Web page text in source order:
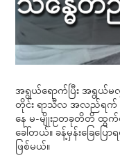
အရွယ်ရောက်ပြီး အရွယ်
တိုင်း ရာသီလ အလည်ရက်
နေ မ-မျိုးဥတခုတိတိ ထွက်န
ခေါ်တယ်။ ခန့်မှန်းခြေပြ
ဖြစ်မယ်။